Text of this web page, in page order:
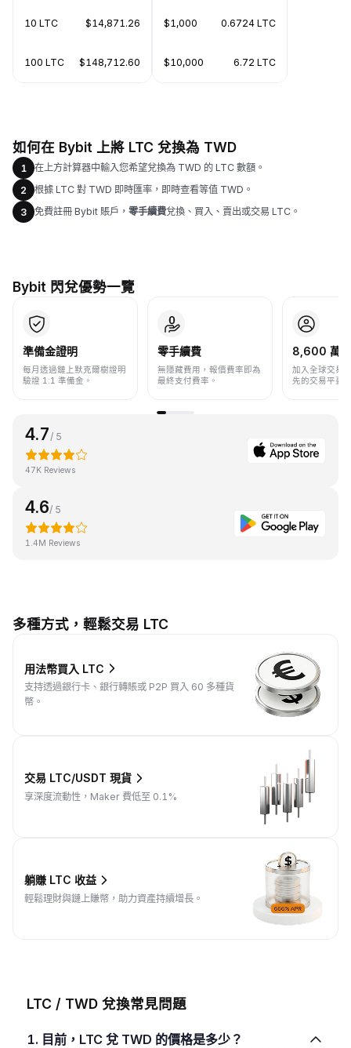
10 LTC $14,871.26
100 LTC $148,712.60
$1,000 0.6724 LTC
$10,000 6.72 LTC
如何在 Bybit 上將 LTC 兌換為 TWD
1
在上方計算器中輸入您希望兌換為 TWD 的 LTC 數額。
2
根據 LTC 對 TWD 即時匯率，即時查看等值 TWD。
3
免費註冊 Bybit 賬戶， 零手續費兌換、買入、賣出或交易 LTC。
Bybit 閃兌優勢一覽
準備金證明
每月透過鏈上默克爾樹證明
驗證 1:1 準備金。
零手續費
無隱藏費用，報價費率即為
最終支付費率。
8,600 萬+
加入全球交易
先的交易平臺
4.7/ 5
47K Reviews
4.6/ 5
1.4M Reviews
多種方式，輕鬆交易 LTC
用法幣買入 LTC
支持透過銀行卡、銀行轉賬或 P2P 買入 60 多種貨
幣。
交易 LTC/USDT 現貨
享深度流動性，Maker 費低至 0.1%
躺賺 LTC 收益
輕鬆理財與鏈上賺幣，助力資產持續增長。
LTC / TWD 兌換常見問題
1. 目前，LTC 兌 TWD 的價格是多少？